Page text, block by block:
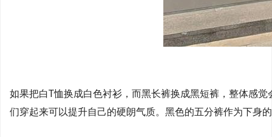
如果把白T恤换成白色衬衫，而黑长裤换成黑短裤，整体感
们穿起来可以提升自己的硬朗气质。黑色的五分裤作为下身